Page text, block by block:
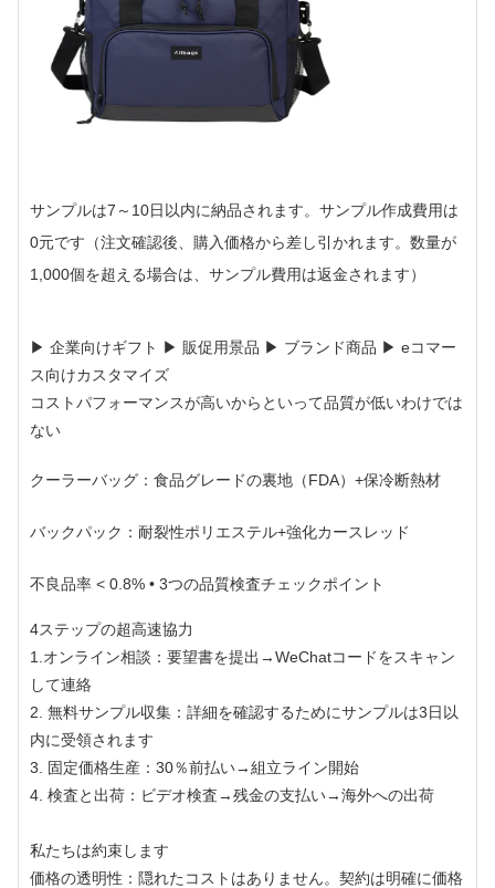
サンプルは7～10日以内に納品されます。サンプル作成費用は
0元です（注文確認後、購入価格から差し引かれます。数量が
1,000個を超える場合は、サンプル費用は返金されます）
▶ 企業向けギフト ▶ 販促用景品 ▶ ブランド商品 ▶ eコマー
ス向けカスタマイズ
コストパフォーマンスが高いからといって品質が低いわけでは
ない
クーラーバッグ：食品グレードの裏地（FDA）+保冷断熱材
バックパック：耐裂性ポリエステル+強化カースレッド
不良品率 < 0.8% • 3つの品質検査チェックポイント
4ステップの超高速協力
1.オンライン相談：要望書を提出→WeChatコードをスキャン
して連絡
2. 無料サンプル収集：詳細を確認するためにサンプルは3日以
内に受領されます
3. 固定価格生産：30％前払い→組立ライン開始
4. 検査と出荷：ビデオ検査→残金の支払い→海外への出荷
私たちは約束します
価格の透明性：隠れたコストはありません。契約は明確に価格